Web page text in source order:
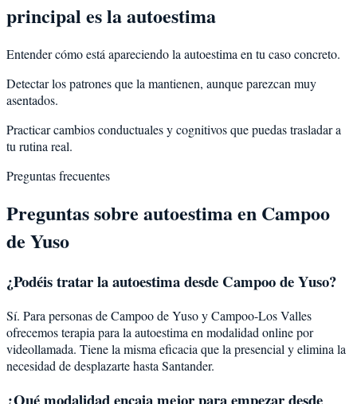
principal es la autoestima
Entender cómo está apareciendo la autoestima en tu caso concreto.
Detectar los patrones que la mantienen, aunque parezcan muy
asentados.
Practicar cambios conductuales y cognitivos que puedas trasladar a
tu rutina real.
Preguntas frecuentes
Preguntas sobre autoestimaen Campoo
de Yuso
¿Podéis tratar laautoestimadesde Campoo de Yuso?
Sí. Para personas de Campoo de Yuso y Campoo-Los Valles
ofrecemos terapia para la autoestima en modalidad online por
videollamada. Tiene la misma eficacia que la presencial y elimina la
necesidad de desplazarte hasta Santander.
¿Qué modalidad encaja mejor para empezar desde